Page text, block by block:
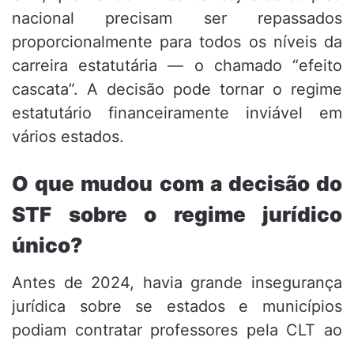
nacional precisam ser repassados
proporcionalmente para todos os níveis da
carreira estatutária — o chamado “efeito
cascata”. A decisão pode tornar o regime
estatutário financeiramente inviável em
vários estados.
O que mudou com a decisão do
STF sobre o regime jurídico
único?
Antes de 2024, havia grande insegurança
jurídica sobre se estados e municípios
podiam contratar professores pela CLT ao